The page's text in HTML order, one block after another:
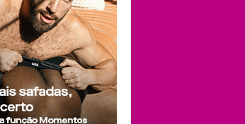
Gay de 62 anos
relembra quando,
aos 15, foi garoto de
programa por
quatro meses sem
saber: “Idiotice da
minha parte”